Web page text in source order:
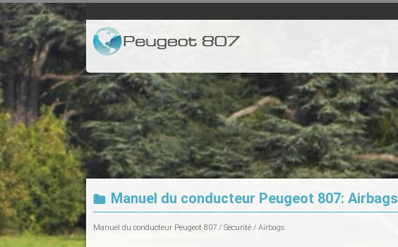
Manuel du conducteur Peugeot 807: Airbags
Manuel du conducteur Peugeot 807 / Sécurité / Airbags